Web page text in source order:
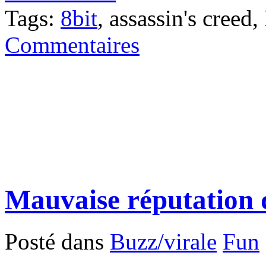
Tags: 8bit, assassin's
Commentaires
Mauvaise réputation
Posté dans Buzz/virale Fun